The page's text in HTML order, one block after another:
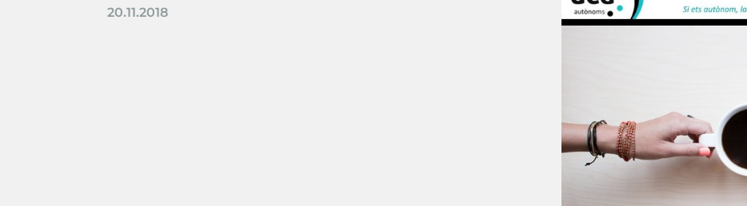
20.11.2018